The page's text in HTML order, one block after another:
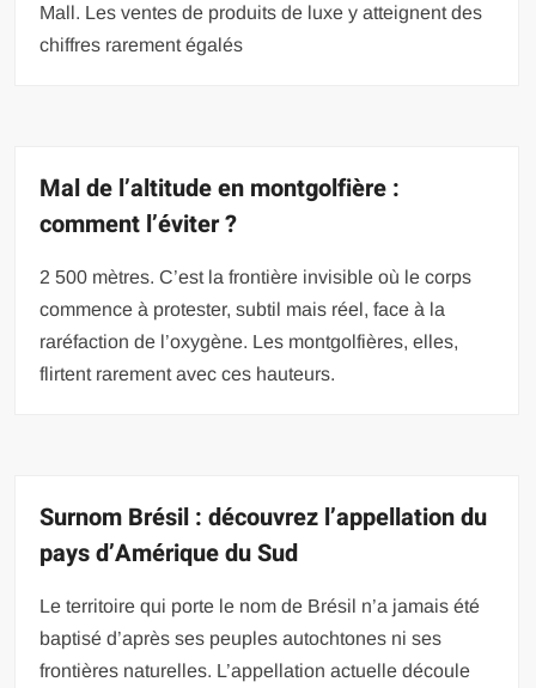
Mall. Les ventes de produits de luxe y atteignent des
chiffres rarement égalés
Mal de l’altitude en montgolfière :
comment l’éviter ?
2 500 mètres. C’est la frontière invisible où le corps
commence à protester, subtil mais réel, face à la
raréfaction de l’oxygène. Les montgolfières, elles,
flirtent rarement avec ces hauteurs.
Surnom Brésil : découvrez l’appellation du
pays d’Amérique du Sud
Le territoire qui porte le nom de Brésil n’a jamais été
baptisé d’après ses peuples autochtones ni ses
frontières naturelles. L’appellation actuelle découle